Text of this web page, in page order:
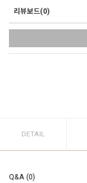
리뷰보드(0)
DETAIL
Q&A (0)